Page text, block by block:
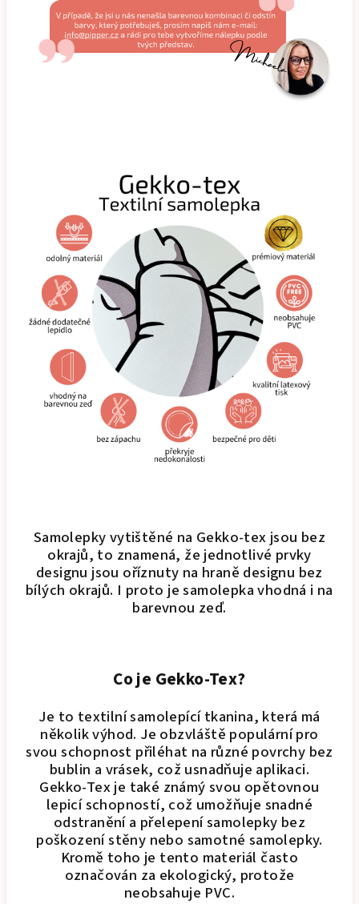
Samolepky vytištěné na Gekko-tex jsou bez
okrajů, to znamená, že jednotlivé prvky
designu jsou oříznuty na hraně designu bez
bílých okrajů. I proto je samolepka vhodná i na
barevnou zeď.
Co je Gekko-Tex?
Je to textilní samolepící tkanina, která má
několik výhod. Je obzvláště populární pro
svou schopnost přiléhat na různé povrchy bez
bublin a vrásek, což usnadňuje aplikaci.
Gekko-Tex je také známý svou opětovnou
lepicí schopností, což umožňuje snadné
odstranění a přelepení samolepky bez
poškození stěny nebo samotné samolepky.
Kromě toho je tento materiál často
označován za ekologický, protože
neobsahuje PVC.